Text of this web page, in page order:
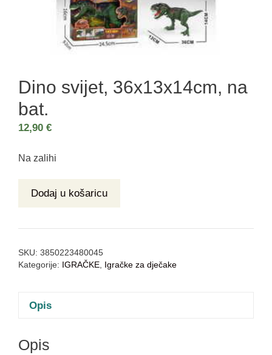
Dino svijet, 36x13x14cm, na
bat.
12,90 €
Na zalihi
Dodaj u košaricu
SKU: 3850223480045
Kategorije: IGRAČKE, Igračke za dječake
Opis
Opis